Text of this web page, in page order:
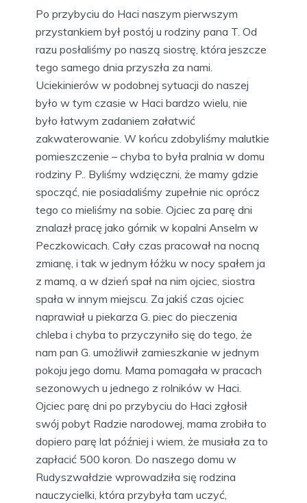
Po przybyciu do Haci naszym pierwszym
przystankiem był postój u rodziny pana T. Od
razu posłaliśmy po naszą siostrę, która jeszcze
tego samego dnia przyszła za nami.
Uciekinierów w podobnej sytuacji do naszej
było w tym czasie w Haci bardzo wielu, nie
było łatwym zadaniem załatwić
zakwaterowanie. W końcu zdobyliśmy malutkie
pomieszczenie – chyba to była pralnia w domu
rodziny P.. Byliśmy wdzięczni, że mamy gdzie
spocząć, nie posiadaliśmy zupełnie nic oprócz
tego co mieliśmy na sobie. Ojciec za parę dni
znalazł pracę jako górnik w kopalni Anselm w
Peczkowicach. Cały czas pracował na nocną
zmianę, i tak w jednym łóżku w nocy spałem ja
z mamą, a w dzień spał na nim ojciec, siostra
spała w innym miejscu. Za jakiś czas ojciec
naprawiał u piekarza G. piec do pieczenia
chleba i chyba to przyczyniło się do tego, że
nam pan G. umożliwił zamieszkanie w jednym
pokoju jego domu. Mama pomagała w pracach
sezonowych u jednego z rolników w Haci.
Ojciec parę dni po przybyciu do Haci zgłosił
swój pobyt Radzie narodowej, mama zrobiła to
dopiero parę lat później i wiem, że musiała za to
zapłacić 500 koron. Do naszego domu w
Rudyszwałdzie wprowadziła się rodzina
nauczycielki, która przybyła tam uczyć,